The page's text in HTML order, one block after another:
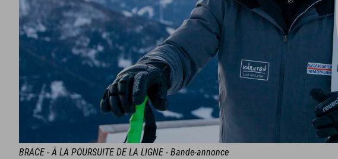
BRACE - À LA POURSUITE DE LA LIGNE - Bande-annonce